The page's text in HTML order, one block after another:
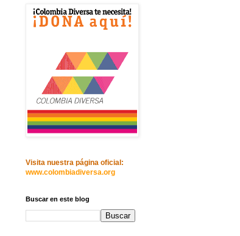
Visita nuestra página oficial:
www.colombiadiversa.org
Buscar en este blog